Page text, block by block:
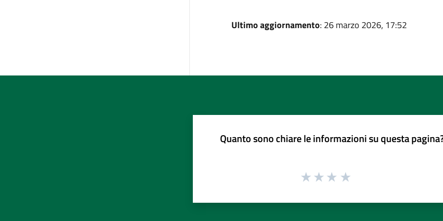
Ultimo aggiornamento: 26 marzo 2026, 17:52
Quanto sono chiare le informazioni su questa